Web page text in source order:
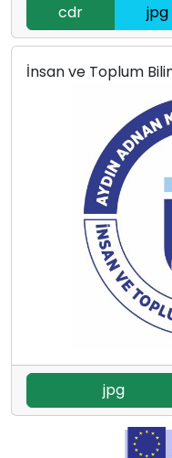
cdr jpg
İnsan ve Toplum
jpg